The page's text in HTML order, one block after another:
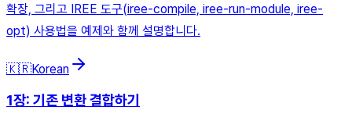
확장, 그리고 IREE 도구(iree-compile, iree-run-module, iree-
opt) 사용법을 예제와 함께 설명합니다.
🇰🇷Korean
1장: 기존 변환 결합하기